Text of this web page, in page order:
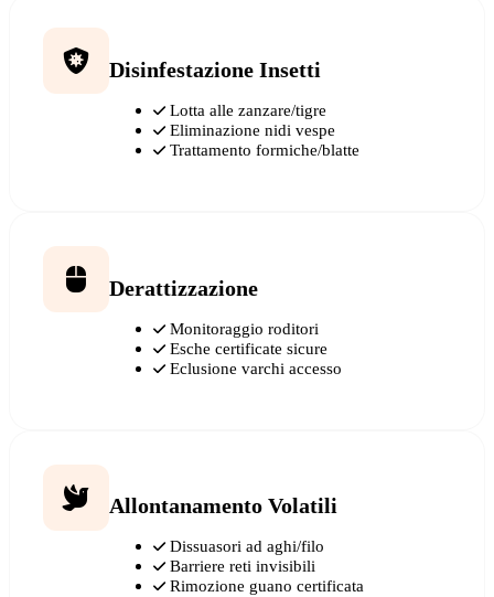
Disinfestazione Insetti
Lotta alle zanzare/tigre
Eliminazione nidi vespe
Trattamento formiche/blatte
Derattizzazione
Monitoraggio roditori
Esche certificate sicure
Eclusione varchi accesso
Allontanamento Volatili
Dissuasori ad aghi/filo
Barriere reti invisibili
Rimozione guano certificata